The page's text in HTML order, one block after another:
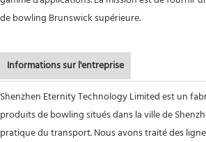
de bowling Brunswick supérieure.
Informations sur l'entreprise
Shenzhen Eternity Technology Limited est un
produits de bowling situés dans la ville de
pratique du transport. Nous avons traité des